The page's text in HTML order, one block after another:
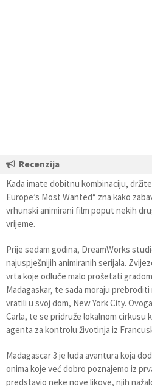
Recenzija
Kada imate dobitnu kombinaciju, držite
Europe’s Most Wanted“ zna kako
vrhunski animirani film poput nekih
vrijeme.
Prije sedam godina, DreamWorks
najuspješnijih animiranih serijala.
vrta koje odluče malo prošetati
Madagaskar, te sada moraju
vratili u svoj dom, New York City.
Carla, te se pridruže lokalnom cirkusu
agenta za kontrolu životinja iz
Madagascar 3 je luda avantura koja
onima koje već dobro poznajemo iz
predstavio neke nove likove, njih